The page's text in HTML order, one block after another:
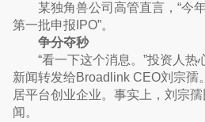
某独角兽公司高管直言，“今
第一批申报IPO”。
争分夺秒
“看一下这个消息。”投资人热
新闻转发给Broadlink CEO刘宗孺
居平台创业企业。事实上，刘宗
闻。